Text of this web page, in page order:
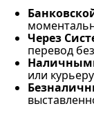
Через
перевод
или